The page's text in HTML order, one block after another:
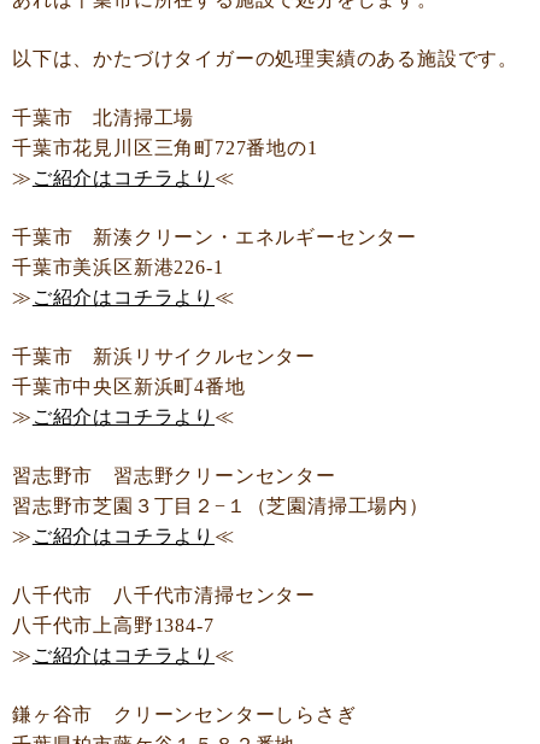
以下は、かたづけタイガーの処理実績のある施設です。
千葉市 北清掃工場
千葉市花見川区三角町727番地の1
≫ ご紹介はコチラより ≪
千葉市 新湊クリーン・エネルギーセンター
千葉市美浜区新港226-1
≫ ご紹介はコチラより ≪
千葉市 新浜リサイクルセンター
千葉市中央区新浜町4番地
≫ ご紹介はコチラより ≪
習志野市 習志野クリーンセンター
習志野市芝園３丁目２−１（芝園清掃工場内）
≫ ご紹介はコチラより ≪
八千代市 八千代市清掃センター
八千代市上高野1384-7
≫ ご紹介はコチラより ≪
鎌ヶ谷市 クリーンセンターしらさぎ